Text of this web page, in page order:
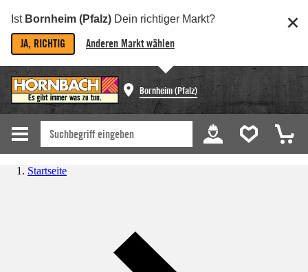
Ist Bornheim (Pfalz) Dein richtiger Markt?
JA, RICHTIG Anderen Markt wählen
Bornheim (Pfalz)
Startseite